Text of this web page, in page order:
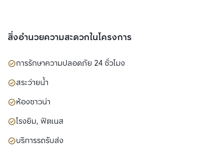
สิ่งอำนวยความสะดวกในโครงการ
การรักษาความปลอดภัย 24 ชั่วโมง
สระว่ายน้ำ
ห้องซาวน่า
โรงยิม, ฟิตเนส
บริการรถรับส่ง